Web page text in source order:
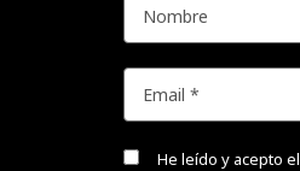
He leído y acepto el